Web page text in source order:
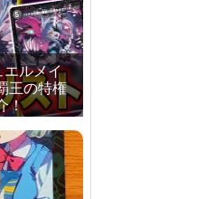
エルメイ
王の特権
！